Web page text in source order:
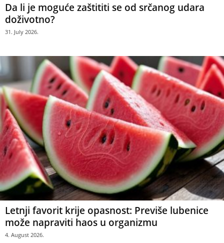
Da li je moguće zaštititi se od srčanog udara
doživotno?
31. July 2026.
Letnji favorit krije opasnost: Previše lubenice
može napraviti haos u organizmu
4. August 2026.